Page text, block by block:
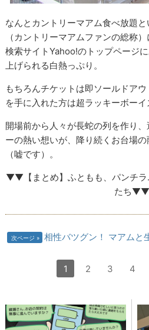
なんとカントリーマアム食べ放題
（カントリーマアムファンの総称
検索サイトYahoo!のトップページ
上げられる白熱っぷり。
もちろんチケットは即ソールドア
を手に入れた方は超ラッキーボーイ
開場前から人々が長蛇の列を作り
ーの熱い想いが、降り続くお台場
（嘘です）。
▼▼【まとめ】ふともも、パンチラ
たち▼▼
次ページ 相性バツグン！ マアムと
1 2 3 4